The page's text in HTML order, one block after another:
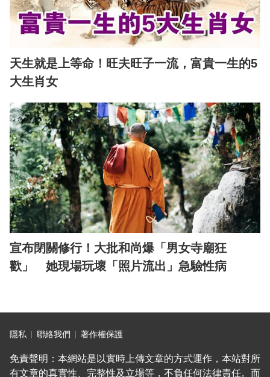
天生就是上等命！旺夫旺子一流，富貴一生的5
大生肖女
宣布閉關修行！大批和尚爆「男女寺廟狂
歡」 她現場玩壞「照片流出」急驗性病
隱私 聯絡我們 著作權保護
免責聲明：本網站是以實時上傳文章的方式運作，本站對所
有文章的真實性、完整性及立場等，不負任何法律責任。而